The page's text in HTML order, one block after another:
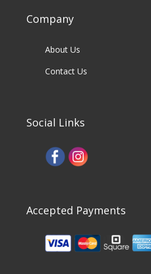
Company
About Us
Contact Us
Social Links
Accepted Payments